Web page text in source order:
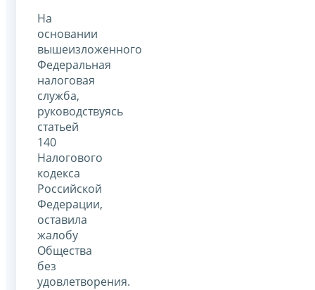
На
основании
вышеизложенного
Федеральная
налоговая
служба,
руководствуясь
статьей
140
Налогового
кодекса
Российской
Федерации,
оставила
жалобу
Общества
без
удовлетворения.